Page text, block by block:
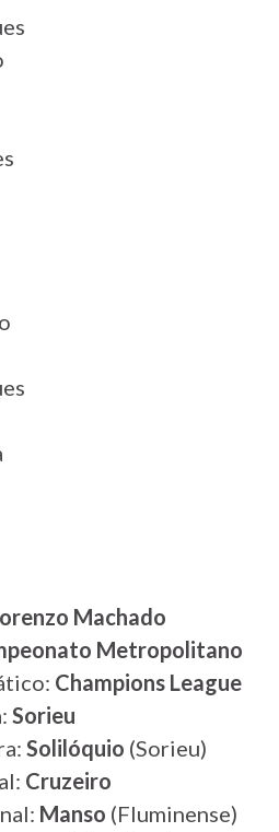
Machado
Metropolitano
Champions League
Sorieu
Solilóquio (Sorieu)
Cruzeiro
Manso (Fluminense)